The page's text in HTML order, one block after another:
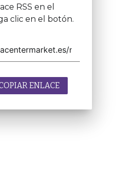
RSS en el
clic en el botón.
ENLACE